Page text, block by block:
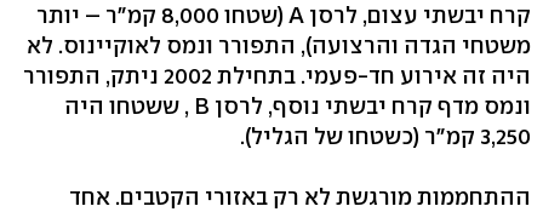
קרח יבשתי עצום, לרסן A (שטחו 8,000 קמ"ר – יותר
משטחי הגדה והרצועה), התפורר ונמס לאוקיינוס. לא
היה זה אירוע חד-פעמי. בתחילת 2002 ניתק, התפורר
ונמס מדף קרח יבשתי נוסף, לרסן B , ששטחו היה
3,250 קמ"ר (כשטחו של הגליל).
ההתחממות מורגשת לא רק באזורי הקטבים. אחד